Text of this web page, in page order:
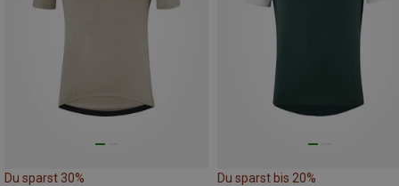
Du sparst 30% Du sparst bis 20%